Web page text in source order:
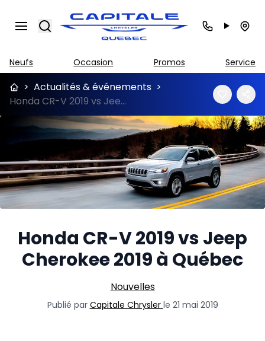
Search
Neufs Occasion Promos Service
> Actualités & événements >
Honda CR-V 2019 vs Jeep Cherokee 2019 à Québec
Honda CR-V 2019 vs Jeep
Cherokee 2019 à Québec
Nouvelles
Publié par Capitale Chrysler le 21 mai 2019